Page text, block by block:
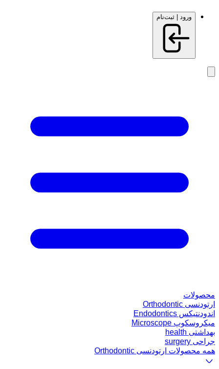
ورود | ثبت‌نام
محصولات
ارتودنسی Orthodontic
اندودنتیکس Endodontics
میکروسکوپ Microscope
بهداشتی health
جراحی surgery
همه محصولات ارتودنسی Orthodontic